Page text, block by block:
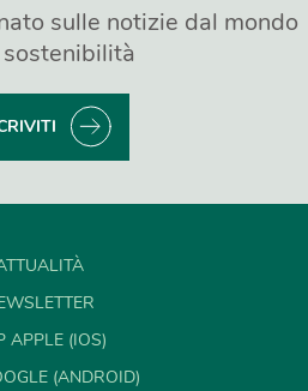
sulle notizie dal mondo
APPLE (IOS)
(ANDROID)